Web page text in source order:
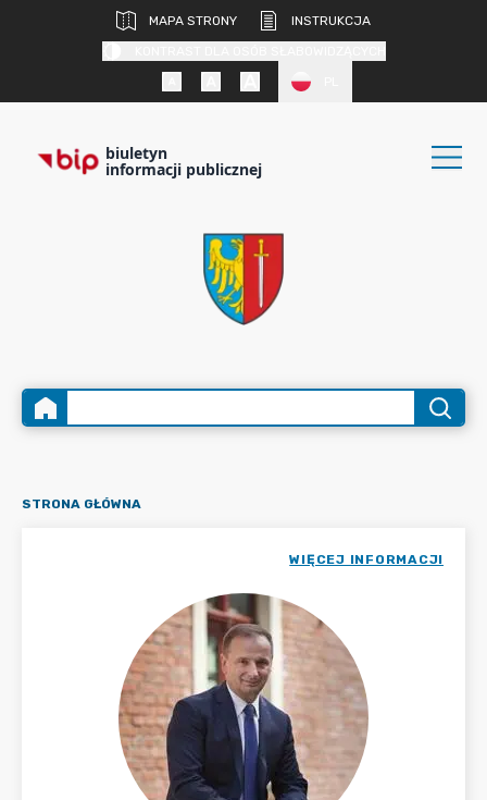
MAPA STRONY
INSTRUKCJA
biuletyn
informacji publicznej
STRONA GŁÓWNA
WIĘCEJ INFORMACJI